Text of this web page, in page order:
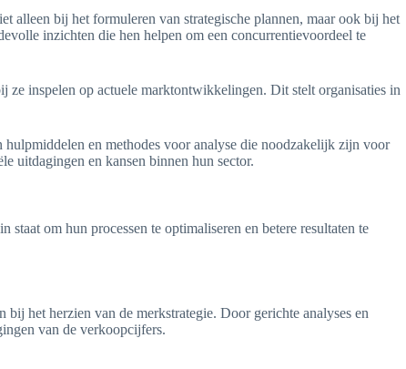
alleen bij het formuleren van strategische plannen, maar ook bij het
inzichten die hen helpen om een concurrentievoordeel te
ze inspelen op actuele marktontwikkelingen. Dit stelt organisaties in
hulpmiddelen en methodes voor analyse die noodzakelijk zijn voor
uitdagingen en kansen binnen hun sector.
om hun processen te optimaliseren en betere resultaten te
bij het herzien van de merkstrategie. Door gerichte analyses en
van de verkoopcijfers.